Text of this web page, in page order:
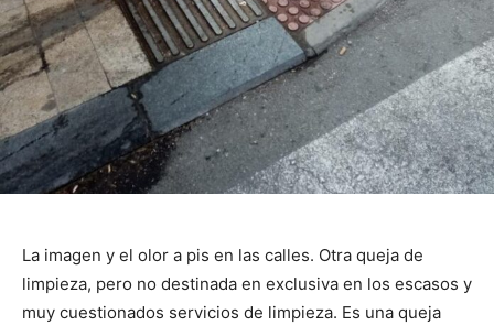
La imagen y el olor a pis en las calles. Otra queja de
limpieza, pero no destinada en exclusiva en los escasos y
muy cuestionados servicios de limpieza. Es una queja